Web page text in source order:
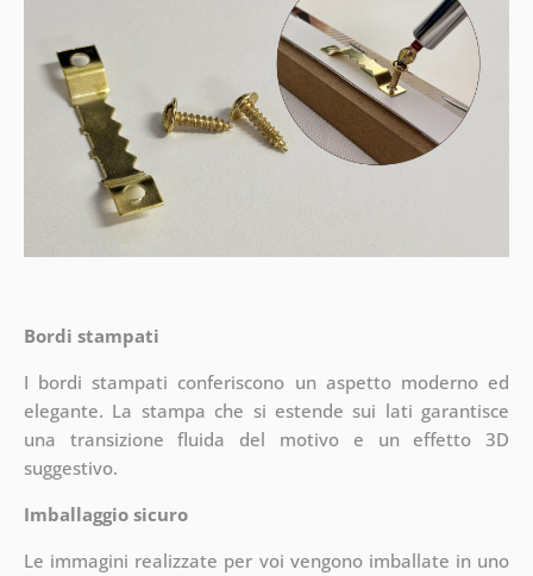
Bordi stampati
I bordi stampati conferiscono un aspetto moderno ed
elegante. La stampa che si estende sui lati garantisce
una transizione fluida del motivo e un effetto 3D
suggestivo.
Imballaggio sicuro
Le immagini realizzate per voi vengono imballate in uno